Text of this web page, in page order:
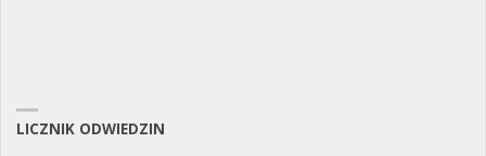
LICZNIK ODWIEDZIN